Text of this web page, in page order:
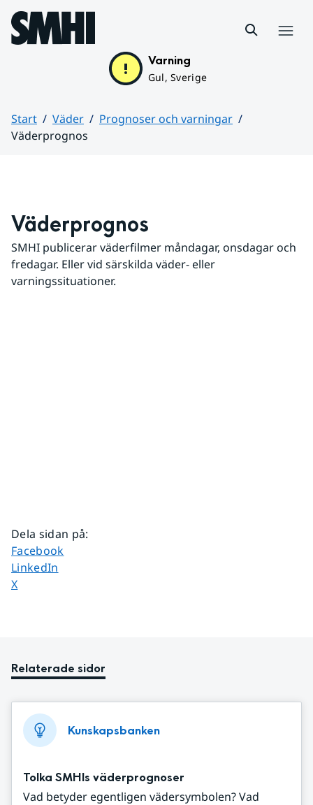
Hoppa till sidans innehåll
Varning
Gul, Sverige
Start Väder
Prognoser och varningar
Väderprognos
Väderprognos
SMHI publicerar väderfilmer måndagar, onsdagar och
fredagar. Eller vid särskilda väder- eller
varningssituationer.
Dela sidan på:
Dela sidan på
Facebook
Dela sidan på
LinkedIn
Dela sidan på
X
Relaterade sidor
Kunskapsbanken
Tolka SMHIs väderprognoser
Vad betyder egentligen vädersymbolen? Vad